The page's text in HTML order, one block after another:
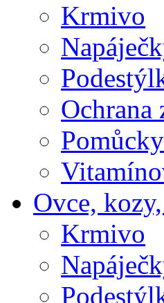
Krmivo
Ochrana
Ovce,
Krmivo